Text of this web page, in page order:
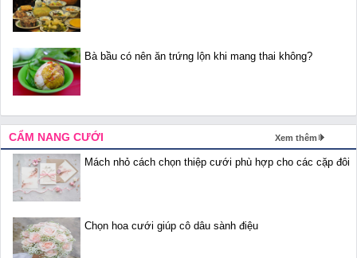
Bà bầu có nên ăn trứng lộn khi mang thai không?
CẨM NANG CƯỚI Xem thêm
Mách nhỏ cách chọn thiệp cưới phù hợp cho các cặp đôi
Chọn hoa cưới giúp cô dâu sành điệu